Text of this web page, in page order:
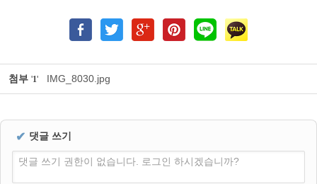
첨부 '1' IMG_8030.jpg
✔ 댓글 쓰기
댓글 쓰기 권한이 없습니다. 로그인 하시겠습니까?